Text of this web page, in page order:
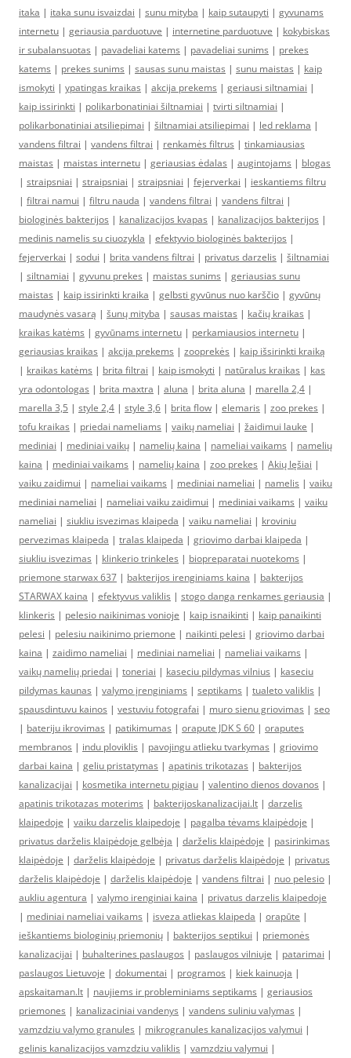
itaka | itaka sunu isvaizdai | sunu mityba | kaip sutaupyti | gyvunams
internetu | geriausia parduotuve | internetine parduotuve | kokybiskas
ir subalansuotas | pavadeliai katems | pavadeliai sunims | prekes
katems | prekes sunims | sausas sunu maistas | sunu maistas | kaip
ismokyti | ypatingas kraikas | akcija prekems | geriausi siltnamiai |
kaip issirinkti | polikarbonatiniai šiltnamiai | tvirti siltnamiai |
polikarbonatiniai atsiliepimai | šiltnamiai atsiliepimai | led reklama |
vandens filtrai | vandens filtrai | renkamės filtrus | tinkamiausias
maistas | maistas internetu | geriausias ėdalas | augintojams | blogas
| straipsniai | straipsniai | straipsniai | fejerverkai | ieskantiems filtru
| filtrai namui | filtru nauda | vandens filtrai | vandens filtrai |
biologinės bakterijos | kanalizacijos kvapas | kanalizacijos bakterijos |
medinis namelis su ciuozykla | efektyvio biologinės bakterijos |
fejerverkai | sodui | brita vandens filtrai | privatus darzelis | šiltnamiai
| siltnamiai | gyvunu prekes | maistas sunims | geriausias sunu
maistas | kaip issirinkti kraika | gelbsti gyvūnus nuo karščio | gyvūnų
maudynės vasarą | šunų mityba | sausas maistas | kačių kraikas |
kraikas katėms | gyvūnams internetu | perkamiausios internetu |
geriausias kraikas | akcija prekems | zooprekės | kaip išsirinkti kraiką
| kraikas katėms | brita filtrai | kaip ismokyti | natūralus kraikas | kas
yra odontologas | brita maxtra | aluna | brita aluna | marella 2,4 |
marella 3,5 | style 2,4 | style 3,6 | brita flow | elemaris | zoo prekes |
tofu kraikas | priedai nameliams | vaikų nameliai | žaidimui lauke |
mediniai | mediniai vaikų | namelių kaina | nameliai vaikams | namelių
kaina | mediniai vaikams | namelių kaina | zoo prekes | Akių lęšiai |
vaiku zaidimui | nameliai vaikams | mediniai nameliai | namelis | vaiku
mediniai nameliai | nameliai vaiku zaidimui | mediniai vaikams | vaiku
nameliai | siukliu isvezimas klaipeda | vaiku nameliai | kroviniu
pervezimas klaipeda | tralas klaipeda | griovimo darbai klaipeda |
siukliu isvezimas | klinkerio trinkeles | biopreparatai nuotekoms |
priemone starwax 637 | bakterijos irenginiams kaina | bakterijos
STARWAX kaina | efektyvus valiklis | stogo danga renkames geriausia |
klinkeris | pelesio naikinimas vonioje | kaip isnaikinti | kaip panaikinti
pelesi | pelesiu naikinimo priemone | naikinti pelesi | griovimo darbai
kaina | zaidimo nameliai | mediniai nameliai | nameliai vaikams |
vaikų namelių priedai | toneriai | kaseciu pildymas vilnius | kaseciu
pildymas kaunas | valymo įrenginiams | septikams | tualeto valiklis |
spausdintuvu kainos | vestuviu fotografai | muro sienu griovimas | seo
| bateriju ikrovimas | patikimumas | orapute JDK S 60 | oraputes
membranos | indu ploviklis | pavojingu atlieku tvarkymas | griovimo
darbai kaina | geliu pristatymas | apatinis trikotazas | bakterijos
kanalizacijai | kosmetika internetu pigiau | valentino dienos dovanos |
apatinis trikotazas moterims | bakterijoskanalizacijai.lt | darzelis
klaipedoje | vaiku darzelis klaipedoje | pagalba tėvams klaipėdoje |
privatus darželis klaipėdoje gelbėja | darželis klaipėdoje | pasirinkimas
klaipėdoje | darželis klaipėdoje | privatus darželis klaipėdoje | privatus
darželis klaipėdoje | darželis klaipėdoje | vandens filtrai | nuo pelesio |
aukliu agentura | valymo irenginiai kaina | privatus darzelis klaipedoje
| mediniai nameliai vaikams | isveza atliekas klaipeda | orapūte |
ieškantiems biologinių priemonių | bakterijos septikui | priemonės
kanalizacijai | buhalterines paslaugos | paslaugos vilniuje | patarimai |
paslaugos Lietuvoje | dokumentai | programos | kiek kainuoja |
apskaitaman.lt | naujiems ir probleminiams septikams | geriausios
priemones | kanalizaciniai vandenys | vandens suliniu valymas |
vamzdziu valymo granules | mikrogranules kanalizacijos valymui |
gelinis kanalizacijos vamzdziu valiklis | vamzdziu valymui |